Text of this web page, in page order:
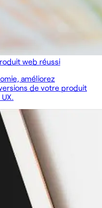
web réussi
améliorez
de votre produit